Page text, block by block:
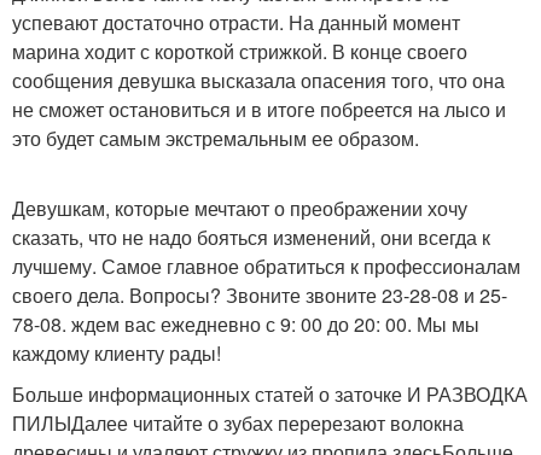
успевают достаточно отрасти. На данный момент
марина ходит с короткой стрижкой. В конце своего
сообщения девушка высказала опасения того, что она
не сможет остановиться и в итоге побреется на лысо и
это будет самым экстремальным ее образом.
Девушкам, которые мечтают о преображении хочу
сказать, что не надо бояться изменений, они всегда к
лучшему. Самое главное обратиться к профессионалам
своего дела. Вопросы? Звоните звоните 23-28-08 и 25-
78-08. ждем вас ежедневно с 9: 00 до 20: 00. Мы мы
каждому клиенту рады!
Больше информационных статей о заточке И РАЗВОДКА
ПИЛЫДалее читайте о зубах перерезают волокна